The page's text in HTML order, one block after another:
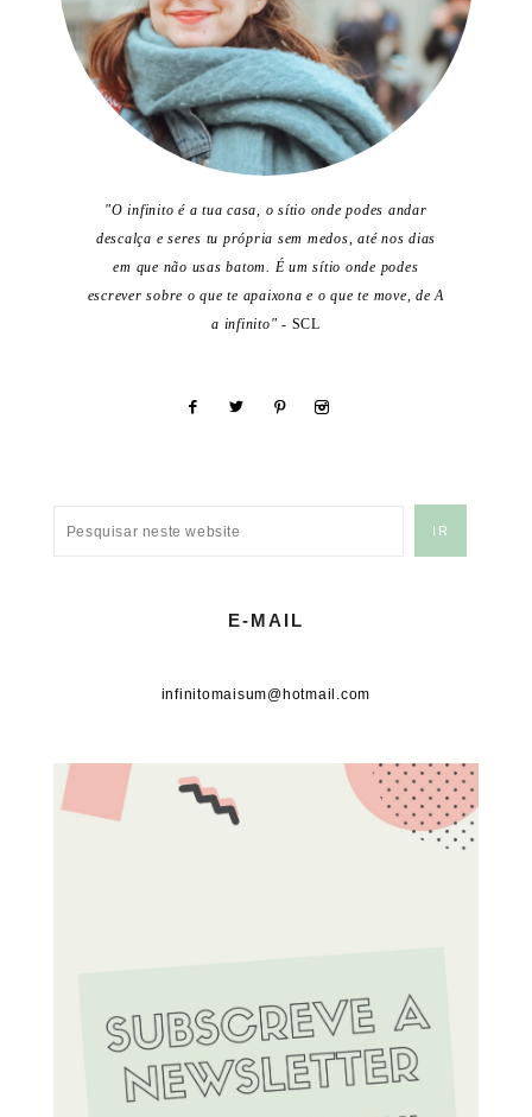
"O infinito é a tua casa, o sítio onde podes andar
descalça e seres tu própria sem medos, até nos dias
em que não usas batom. É um sítio onde podes
escrever sobre o que te apaixona e o que te move, de A
a infinito"- SCL
E-MAIL
infinitomaisum@hotmail.com